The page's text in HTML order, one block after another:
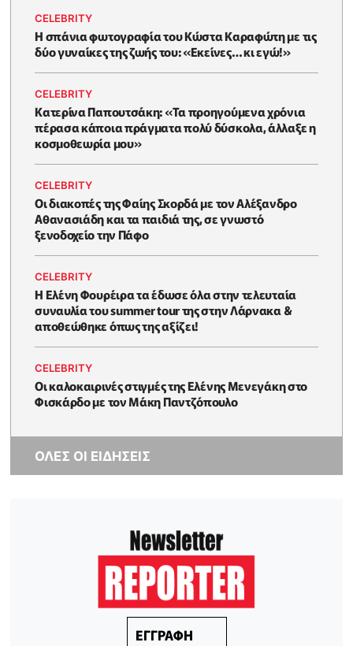
CELEBRITY
Η σπάνια φωτογραφία του Κώστα Καραφώτη με τις
δύο γυναίκες της ζωής του: «Εκείνες… κι εγώ!»
CELEBRITY
Κατερίνα Παπουτσάκη: «Τα προηγούμενα χρόνια
πέρασα κάποια πράγματα πολύ δύσκολα, άλλαξε η
κοσμοθεωρία μου»
CELEBRITY
Οι διακοπές της Φαίης Σκορδά με τον Αλέξανδρο
Αθανασιάδη και τα παιδιά της, σε γνωστό
ξενοδοχείο την Πάφο
CELEBRITY
Η Ελένη Φουρέιρα τα έδωσε όλα στην τελευταία
συναυλία του summer tour της στην Λάρνακα &
αποθεώθηκε όπως της αξίζει!
CELEBRITY
Oι καλοκαιρινές στιγμές της Ελένης Μενεγάκη στο
Φισκάρδο με τον Μάκη Παντζόπουλο
ΟΛΕΣ ΟΙ ΕΙΔΗΣΕΙΣ
ΕΓΓΡΑΦΗ